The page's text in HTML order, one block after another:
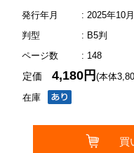
発行年月
: 2025年10月
判型
: B5判
ページ数
: 148
在庫
定価4,180円(本体